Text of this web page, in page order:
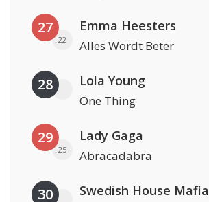
27
22
Emma Heesters
Alles Wordt Beter
28 Lola Young
One Thing
29
25
Lady Gaga
Abracadabra
30 Swedish House Mafia